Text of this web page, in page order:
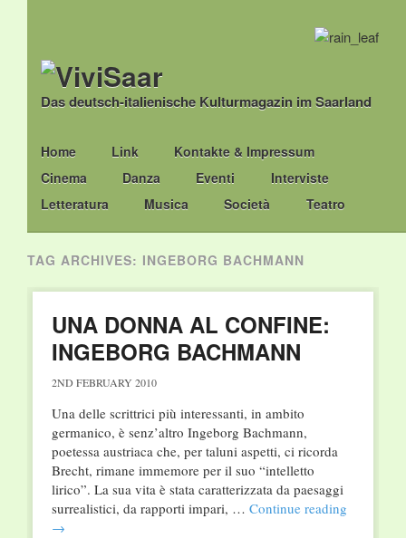
Das deutsch-italienische Kulturmagazin im Saarland
Main menu
Skip
to
content
Home Link
Kontakte & Impressum
Cinema
Danza Eventi
Interviste
Letteratura
Musica Società Teatro
TAG ARCHIVES: INGEBORG BACHMANN
UNA DONNA AL CONFINE:
INGEBORG BACHMANN
2ND FEBRUARY 2010
Una delle scrittrici più interessanti, in ambito
germanico, è senz’altro Ingeborg Bachmann,
poetessa austriaca che, per taluni aspetti, ci ricorda
Brecht, rimane immemore per il suo “intelletto
lirico”. La sua vita è stata caratterizzata da paesaggi
surrealistici, da rapporti impari, … Continue reading
→